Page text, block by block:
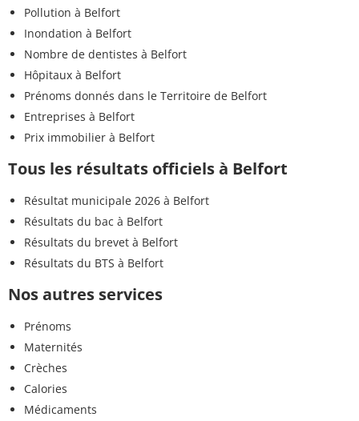
Pollution à Belfort
Inondation à Belfort
Nombre de dentistes à Belfort
Hôpitaux à Belfort
Prénoms donnés dans le Territoire de Belfort
Entreprises à Belfort
Prix immobilier à Belfort
Tous les résultats officiels à Belfort
Résultat municipale 2026 à Belfort
Résultats du bac à Belfort
Résultats du brevet à Belfort
Résultats du BTS à Belfort
Nos autres services
Prénoms
Maternités
Crèches
Calories
Médicaments